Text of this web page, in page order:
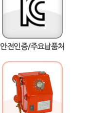
안전인증/주요납품처